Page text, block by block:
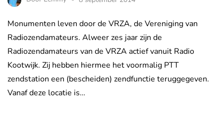
Monumenten leven door de VRZA, de Vereniging van
Radiozendamateurs. Alweer zes jaar zijn de
Radiozendamateurs van de VRZA actief vanuit Radio
Kootwijk. Zij hebben hiermee het voormalig PTT
zendstation een (bescheiden) zendfunctie teruggegeven.
Vanaf deze locatie is…